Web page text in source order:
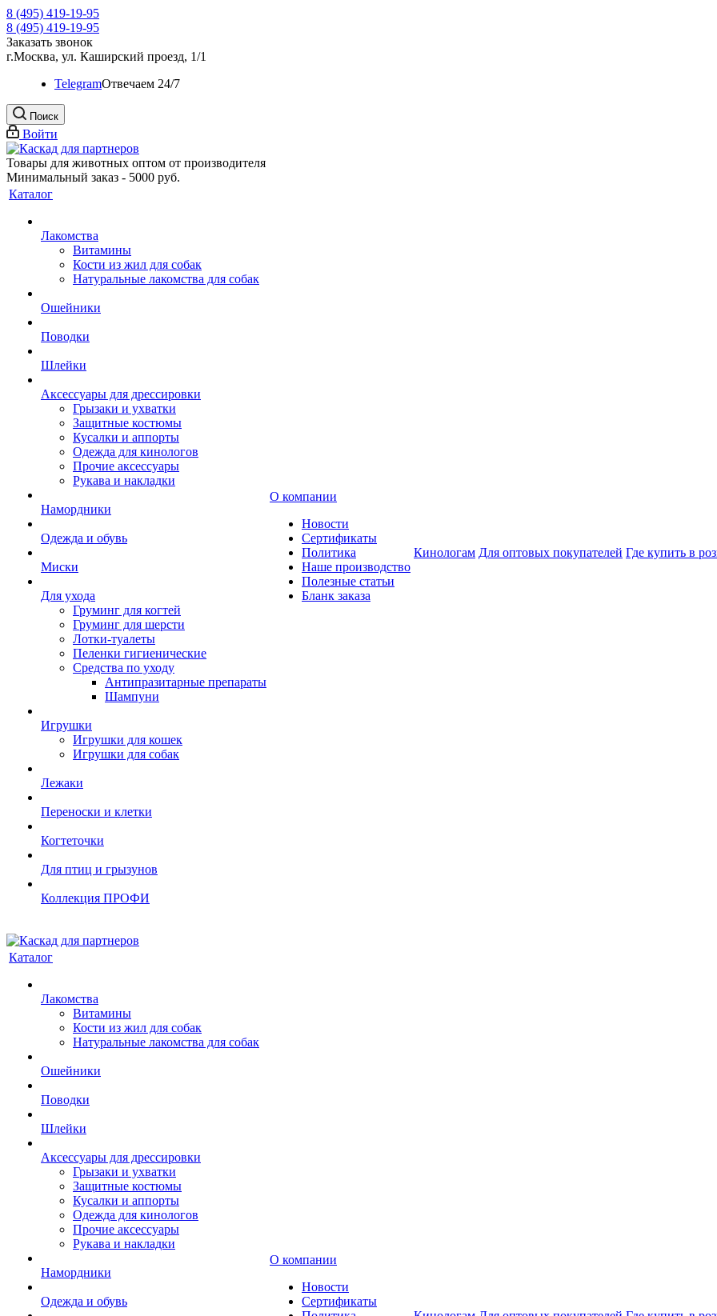
8 (495) 419-19-95
8 (495) 419-19-95
Заказать звонок
г.Москва, ул. Каширский проезд, 1/1
TelegramOтвечаем 24/7
Поиск
Войти
Товары для животных оптом от производителя
Минимальный заказ - 5000 руб.
Каталог
Лакомства
Витамины
Кости из жил для собак
Натуральные лакомства для собак
Ошейники
Поводки
Шлейки
Аксессуары для дрессировки
Грызаки и ухватки
Защитные костюмы
Кусалки и аппорты
Одежда для кинологов
Прочие аксессуары
Рукава и накладки
Намордники
Одежда и обувь
Миски
Для ухода
Груминг для когтей
Груминг для шерсти
Лотки-туалеты
Пеленки гигиенические
Средства по уходу
Антипразитарные препараты
Шампуни
Игрушки
Игрушки для кошек
Игрушки для собак
Лежаки
Переноски и клетки
Когтеточки
Для птиц и грызунов
Коллекция ПРОФИ
О компании
Новости
Сертификаты
Политика
Наше производство
Полезные статьи
Бланк заказа
Кинологам Для оптовых покупателей Где купить в
Каталог
Лакомства
Витамины
Кости из жил для собак
Натуральные лакомства для собак
Ошейники
Поводки
Шлейки
Аксессуары для дрессировки
Грызаки и ухватки
Защитные костюмы
Кусалки и аппорты
Одежда для кинологов
Прочие аксессуары
Рукава и накладки
Намордники
Одежда и обувь
О компании
Новости
Сертификаты